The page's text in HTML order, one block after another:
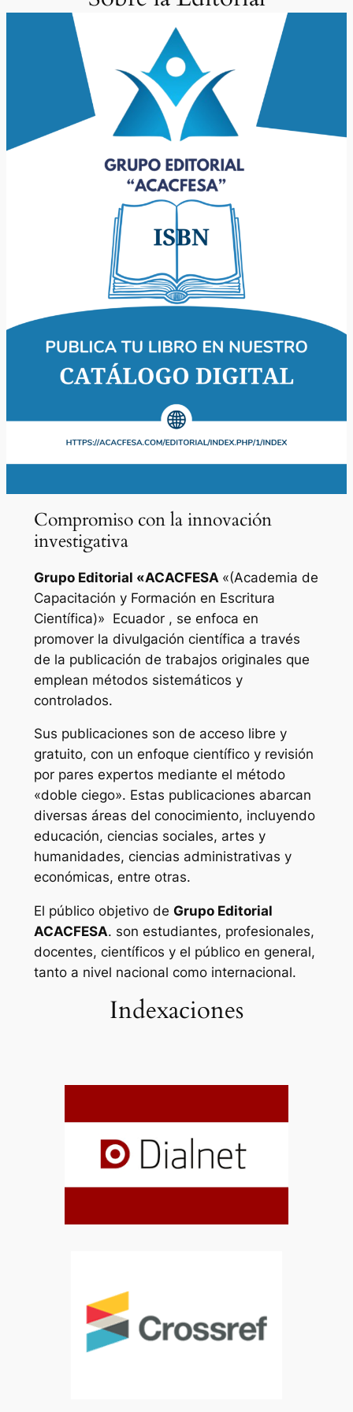
Compromiso con la innovación
investigativa
Grupo Editorial «ACACFESA «(Academia de
Capacitación y Formación en Escritura
Científica)» Ecuador , se enfoca en
promover la divulgación científica a través
de la publicación de trabajos originales que
emplean métodos sistemáticos y
controlados.
Sus publicaciones son de acceso libre y
gratuito, con un enfoque científico y revisión
por pares expertos mediante el método
«doble ciego». Estas publicaciones abarcan
diversas áreas del conocimiento, incluyendo
educación, ciencias sociales, artes y
humanidades, ciencias administrativas y
económicas, entre otras.
El público objetivo de Grupo Editorial
ACACFESA. son estudiantes, profesionales,
docentes, científicos y el público en general,
tanto a nivel nacional como internacional.
Indexaciones